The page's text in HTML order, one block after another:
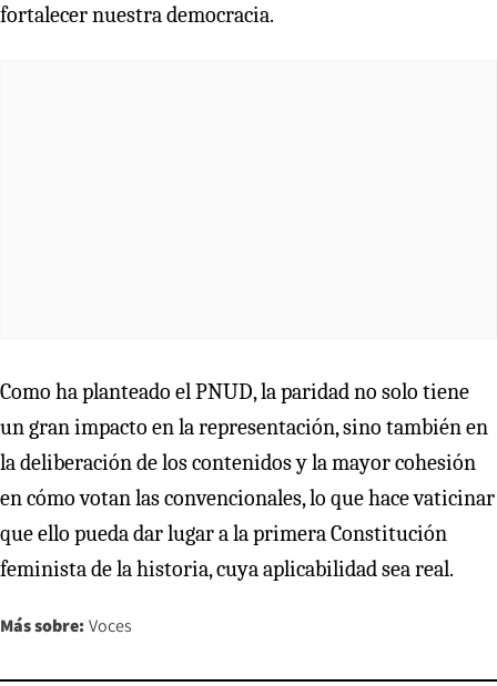
fortalecer nuestra democracia.
Como ha planteado el PNUD, la paridad no solo tiene
un gran impacto en la representación, sino también en
la deliberación de los contenidos y la mayor cohesión
en cómo votan las convencionales, lo que hace vaticinar
que ello pueda dar lugar a la primera Constitución
feminista de la historia, cuya aplicabilidad sea real.
Más sobre: Voces